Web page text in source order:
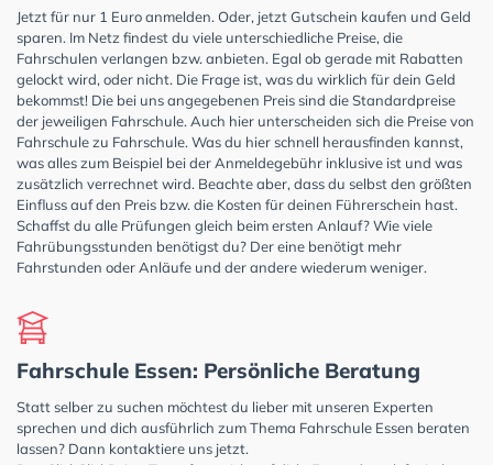
Jetzt für nur 1 Euro anmelden. Oder, jetzt Gutschein kaufen und Geld
sparen. Im Netz findest du viele unterschiedliche Preise, die
Fahrschulen verlangen bzw. anbieten. Egal ob gerade mit Rabatten
gelockt wird, oder nicht. Die Frage ist, was du wirklich für dein Geld
bekommst! Die bei uns angegebenen Preis sind die Standardpreise
der jeweiligen Fahrschule. Auch hier unterscheiden sich die Preise von
Fahrschule zu Fahrschule. Was du hier schnell herausfinden kannst,
was alles zum Beispiel bei der Anmeldegebühr inklusive ist und was
zusätzlich verrechnet wird. Beachte aber, dass du selbst den größten
Einfluss auf den Preis bzw. die Kosten für deinen Führerschein hast.
Schaffst du alle Prüfungen gleich beim ersten Anlauf? Wie viele
Fahrübungsstunden benötigst du? Der eine benötigt mehr
Fahrstunden oder Anläufe und der andere wiederum weniger.
Fahrschule Essen: Persönliche Beratung
Statt selber zu suchen möchtest du lieber mit unseren Experten
sprechen und dich ausführlich zum Thema Fahrschule Essen beraten
lassen? Dann kontaktiere uns jetzt.